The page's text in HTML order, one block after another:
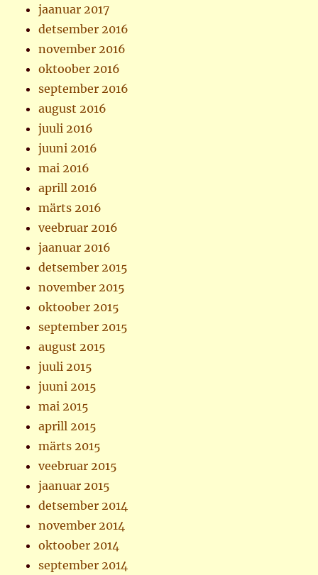
jaanuar 2017
detsember 2016
november 2016
oktoober 2016
september 2016
august 2016
juuli 2016
juuni 2016
mai 2016
aprill 2016
märts 2016
veebruar 2016
jaanuar 2016
detsember 2015
november 2015
oktoober 2015
september 2015
august 2015
juuli 2015
juuni 2015
mai 2015
aprill 2015
märts 2015
veebruar 2015
jaanuar 2015
detsember 2014
november 2014
oktoober 2014
september 2014